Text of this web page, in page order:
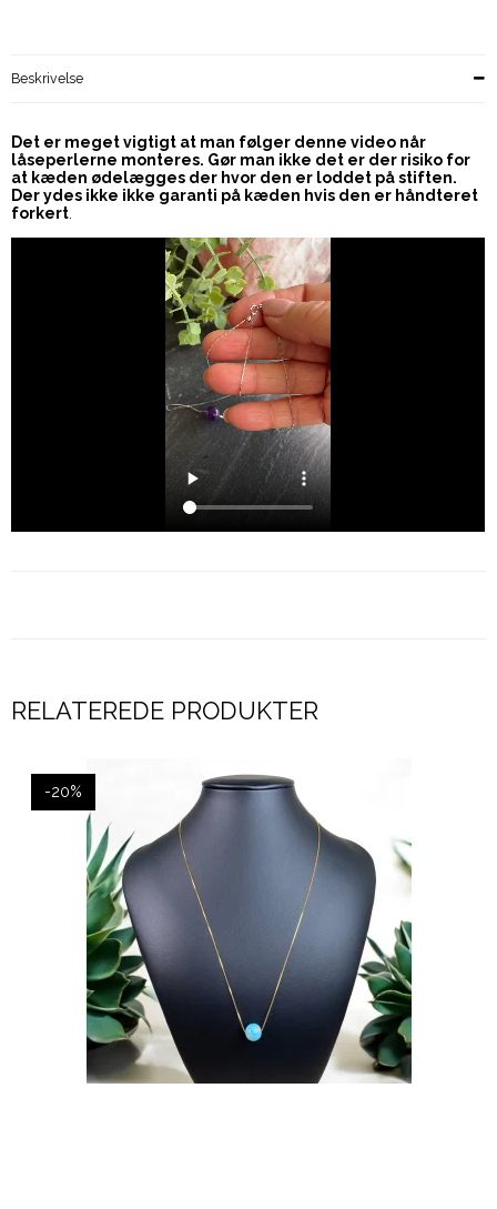
Beskrivelse
Det er meget vigtigt at man følger denne video når
låseperlerne monteres. Gør man ikke det er der risiko for
at kæden ødelægges der hvor den er loddet på stiften.
Der ydes ikke ikke garanti på kæden hvis den er håndteret
forkert
RELATEREDE PRODUKTER
-20%